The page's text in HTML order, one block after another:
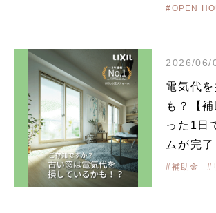
#OPEN
2026/06/
電気代
も？【
った1日
ムが完了
#補助金 #